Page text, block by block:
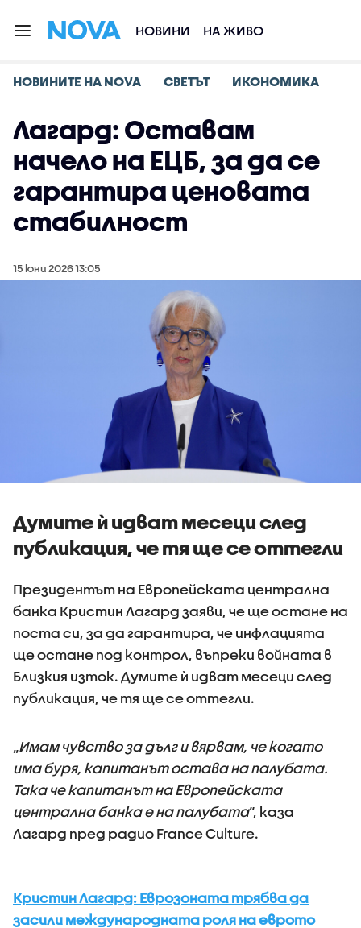
НОВИНИ НА ЖИВО
НОВИНИТЕ НА NOVA СВЕТЪТ ИКОНОМИКА
Лагард: Оставам
начело на ЕЦБ, за да се
гарантира ценовата
стабилност
15 юни 2026 13:05
Думите ѝ идват месеци след
публикация, че тя ще се оттегли
Президентът на Европейската централна
банка Кристин Лагард заяви, че ще остане на
поста си, за да гарантира, че инфлацията
ще остане под контрол, въпреки войната в
Близкия изток. Думите ѝ идват месеци след
публикация, че тя ще се оттегли.
„Имам чувство за дълг и вярвам, че когато
има буря, капитанът остава на палубата.
Така че капитанът на Европейската
централна банка е на палубата“, каза
Лагард пред радио France Culture.
Кристин Лагард: Еврозоната трябва да
засили международната роля на еврото